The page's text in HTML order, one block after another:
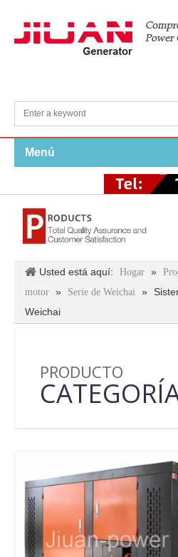
Menú
Usted está aquí: Hogar »
motor » Serie de Weichai »
Weichai
PRODUCTO